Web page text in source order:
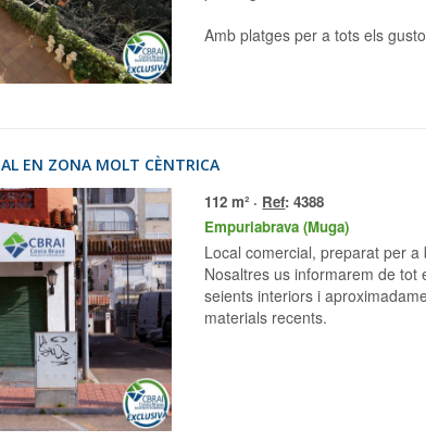
Amb platges per a tots els
EN ZONA MOLT CÈNTRICA
112 m² · Ref: 4388
Empuriabrava (Muga)
Local comercial, preparat per
Nosaltres us informarem de tot
seients interiors i
materials recents.